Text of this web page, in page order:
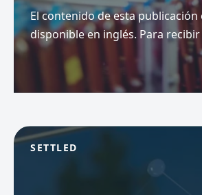
El contenido de esta publicación
disponible en inglés. Para recibir
SETTLED